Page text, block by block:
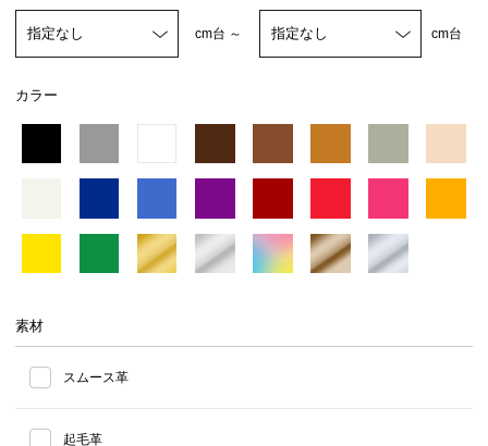
cm台 ～ cm台
カラー
素材
スムース革
起毛革